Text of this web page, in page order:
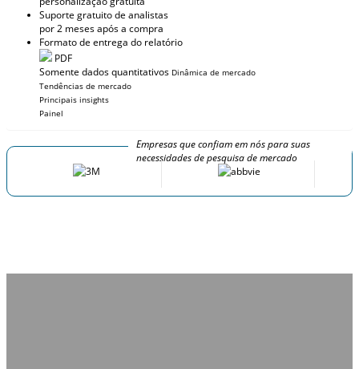
Suporte gratuito de analistas
por 2 meses após a compra
Formato de entrega do relatório
PDF
Somente dados quantitativos Dinâmica de mercado
Tendências de mercado
Principais insights
Painel
Empresas que confiam em nós para suas
necessidades de pesquisa de mercado